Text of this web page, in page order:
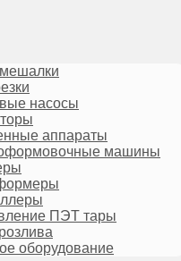
насосы
аппараты
машины
ПЭТ тары
оборудование